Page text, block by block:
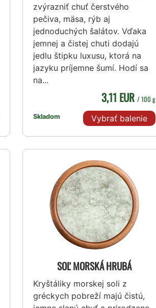
zvýrazniť chuť čerstvého
pečiva, mäsa, rýb aj
jednoduchých šalátov. Vďaka
jemnej a čistej chuti dodajú
jedlu štipku luxusu, ktorá na
jazyku príjemne šumí. Hodí sa
na...
Skladom
3,11 EUR / 100 g
Vybrať balenie
SOĽ MORSKÁ HRUBÁ
Kryštáliky morskej soli z
gréckych pobreží majú čistú,